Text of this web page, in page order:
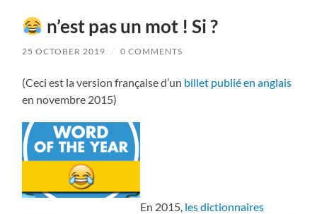
n’est pas un mot ! Si ?
25 OCTOBER 2019 / 0 COMMENTS
(Ceci est la version française d’un billet publié en anglais
en novembre 2015)
En 2015, les dictionnaires